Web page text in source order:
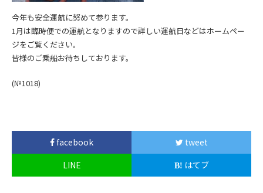
今年も安全運航に努めて参ります。
1月は臨時便での運航となりますので詳しい運航日などはホームペー
ジをご覧ください。
皆様のご乗船お待ちしております。
(№1018)
facebook
tweet
LINE
はてブ